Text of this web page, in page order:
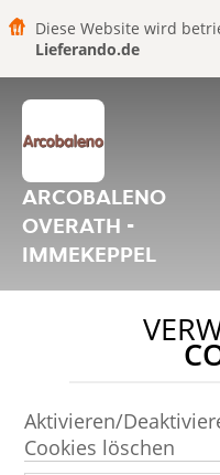
Diese Website wird
Lieferando.de
ARCOBALENO
OVERATH -
IMMEKEPPEL
Aktivieren/
Cookies löschen